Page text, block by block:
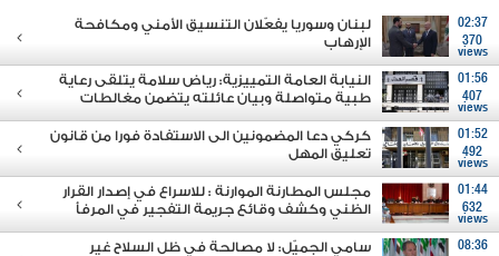
02:37
370
views
لبنان وسوريا يفعّلان التنسيق الأمني ومكافحة
الإرهاب
01:56
407
views
النيابة العامة التمييزية: رياض سلامة يتلقى رعاية
طبية متواصلة وبيان عائلته يتضمن مغالطات
01:52
492
views
كركي دعا المضمونين الى الاستفادة فورا من قانون
تعليق المهل
01:44
632
views
مجلس المطارنة الموارنة : للاسراع في إصدار القرار
الظني وكشف وقائع جريمة التفجير في المرفأ
08:36
سامي الجميّل: لا مصالحة في ظل السلاح غير